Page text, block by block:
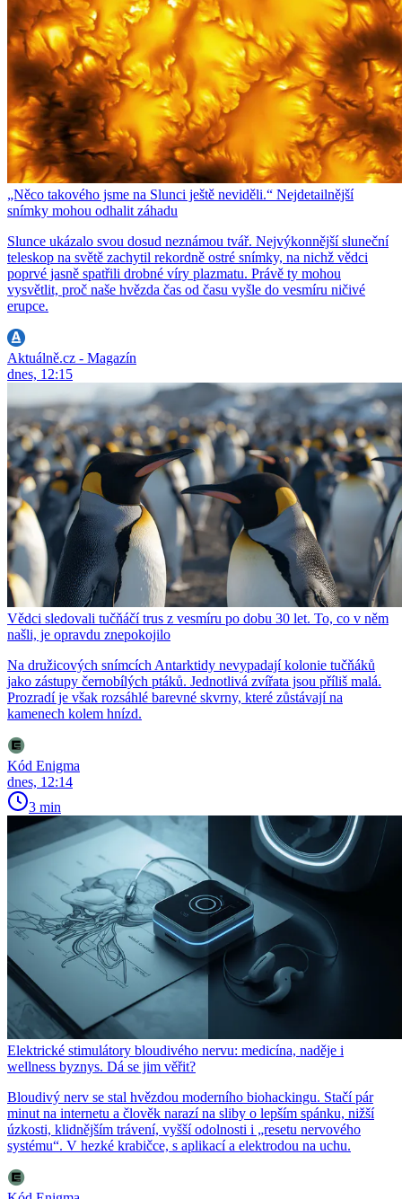
„Něco takového jsme na Slunci ještě neviděli.“ Nejdetailnější
snímky mohou odhalit záhadu
Slunce ukázalo svou dosud neznámou tvář. Nejvýkonnější sluneční
teleskop na světě zachytil rekordně ostré snímky, na nichž vědci
poprvé jasně spatřili drobné víry plazmatu. Právě ty mohou
vysvětlit, proč naše hvězda čas od času vyšle do vesmíru ničivé
erupce.
Aktuálně.cz - Magazín
dnes, 12:15
Vědci sledovali tučňáčí trus z vesmíru po dobu 30 let. To, co v něm
našli, je opravdu znepokojilo
Na družicových snímcích Antarktidy nevypadají kolonie tučňáků
jako zástupy černobílých ptáků. Jednotlivá zvířata jsou příliš malá.
Prozradí je však rozsáhlé barevné skvrny, které zůstávají na
kamenech kolem hnízd.
Kód Enigma
dnes, 12:14
3 min
Elektrické stimulátory bloudivého nervu: medicína, naděje i
wellness byznys. Dá se jim věřit?
Bloudivý nerv se stal hvězdou moderního biohackingu. Stačí pár
minut na internetu a člověk narazí na sliby o lepším spánku, nižší
úzkosti, klidnějším trávení, vyšší odolnosti i „resetu nervového
systému“. V hezké krabičce, s aplikací a elektrodou na uchu.